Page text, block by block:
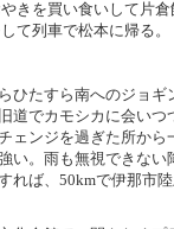
きを買い食いして片倉
て列車で松本に帰る。
ひたすら南へのジョギ
道でカモシカに会いつ
ェンジを過ぎた所か
い。雨も無視できな
れば、50kmで伊那市